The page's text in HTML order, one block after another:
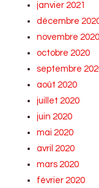
janvier 2021
décembre
novembre 2020
octobre 2020
septembre
août 2020
juillet 2020
juin 2020
mai 2020
avril 2020
mars 2020
février 2020